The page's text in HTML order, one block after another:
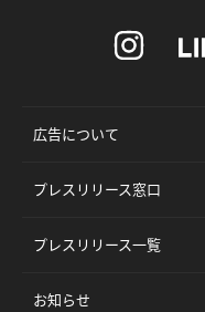
広告について
プレスリリース窓口
プレスリリース一覧
お知らせ